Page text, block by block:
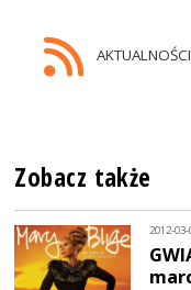
Zobacz także
2012-